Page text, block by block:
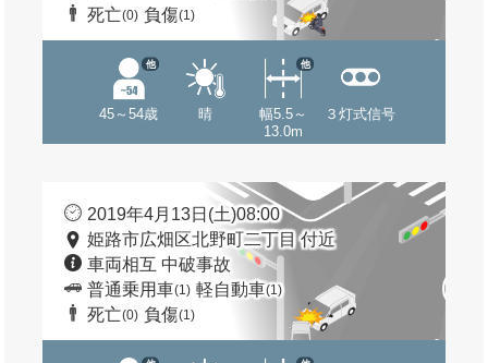
死亡(0) 負傷(1)
45～54歳
他
晴
幅5.5～
13.0m
他
３灯式信号
2019年4月13日(土)08:00
姫路市広畑区北野町二丁目 付近
車両相互 中破事故
普通乗用車(1) 軽自動車(1)
死亡(0) 負傷(1)